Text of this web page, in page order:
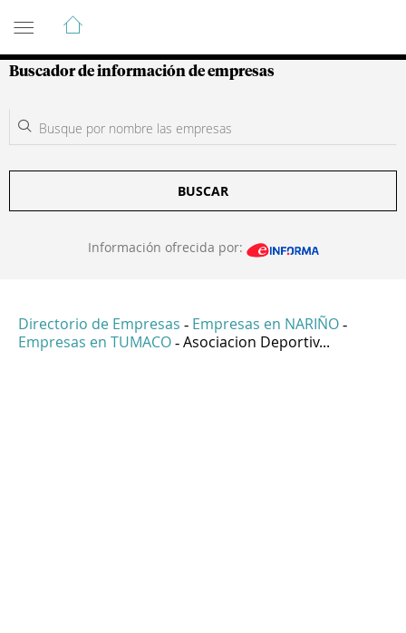
Guía de Empresas Colombianas
Buscador de información de empresas
BUSCAR
Información ofrecida por:
Directorio de Empresas - Empresas en NARIÑO -
Empresas en TUMACO - Asociacion Deportiv...